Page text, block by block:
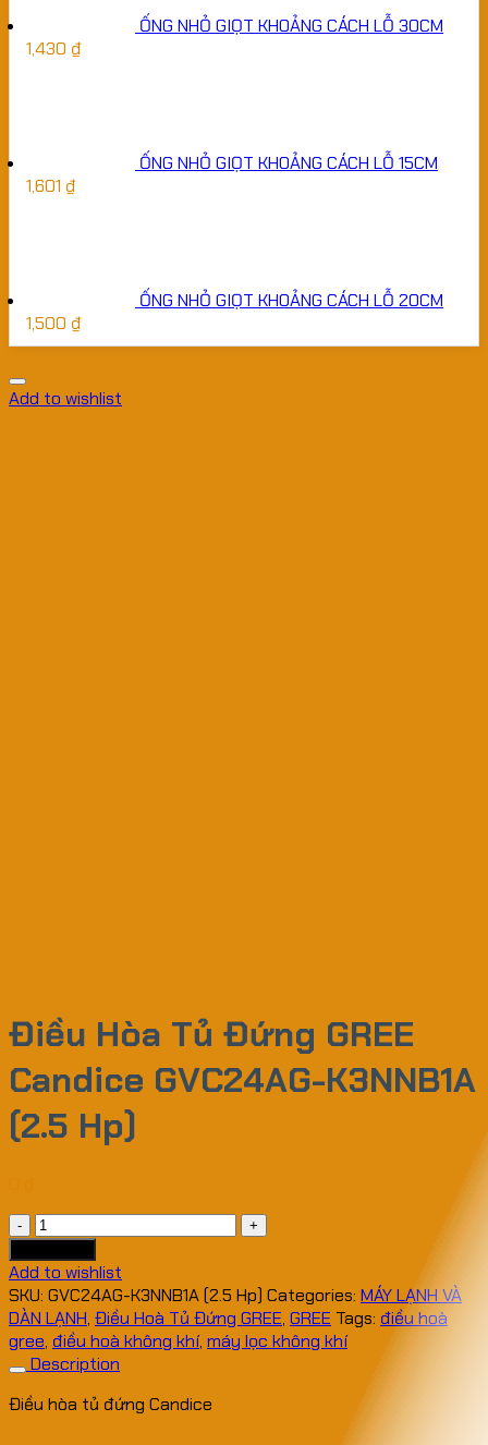
ỐNG NHỎ GIỌT KHOẢNG CÁCH LỖ 30CM
1,430 ₫
ỐNG NHỎ GIỌT KHOẢNG CÁCH LỖ 15CM
1,601 ₫
ỐNG NHỎ GIỌT KHOẢNG CÁCH LỖ 20CM
1,500 ₫
Add to wishlist
Điều Hòa Tủ Đứng GREE
Candice GVC24AG-K3NNB1A
(2.5 Hp)
Điều
Hòa
Tủ
Đứng
GREE
Candice
GVC24AG-
(2.5
Add to wishlist
SKU: GVC24AG-K3NNB1A (2.5 Hp) Categories: MÁY LẠNH VÀ
DÀN LẠNH, Điều Hoà Tủ Đứng GREE, GREE Tags: điều hoà
gree, điều hoà không khí, máy lọc không khí
Description
Điều hòa tủ đứng Candice